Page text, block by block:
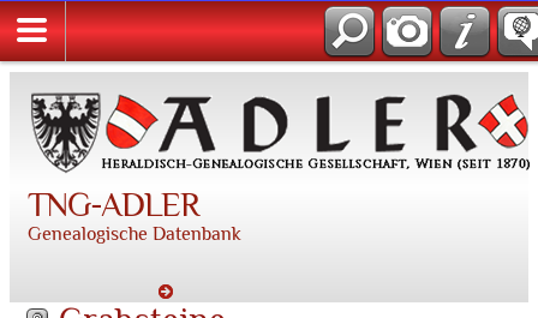
TNG-ADLER
Genealogische Datenbank